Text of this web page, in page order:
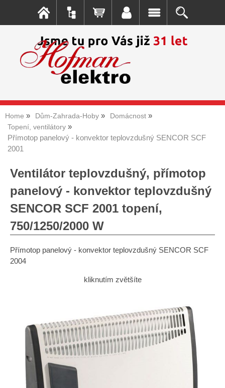
Home Dům-Zahrada-Hoby
Domácnost
Topení, ventilátory
Přímotop panelový - konvektor teplovzdušný SENCOR SCF
2001
Ventilátor teplovzdušný, přímotop
panelový - konvektor teplovzdušný
SENCOR SCF 2001 topení,
750/1250/2000 W
Přímotop panelový - konvektor teplovzdušný SENCOR SCF
2004
kliknutím zvětšíte